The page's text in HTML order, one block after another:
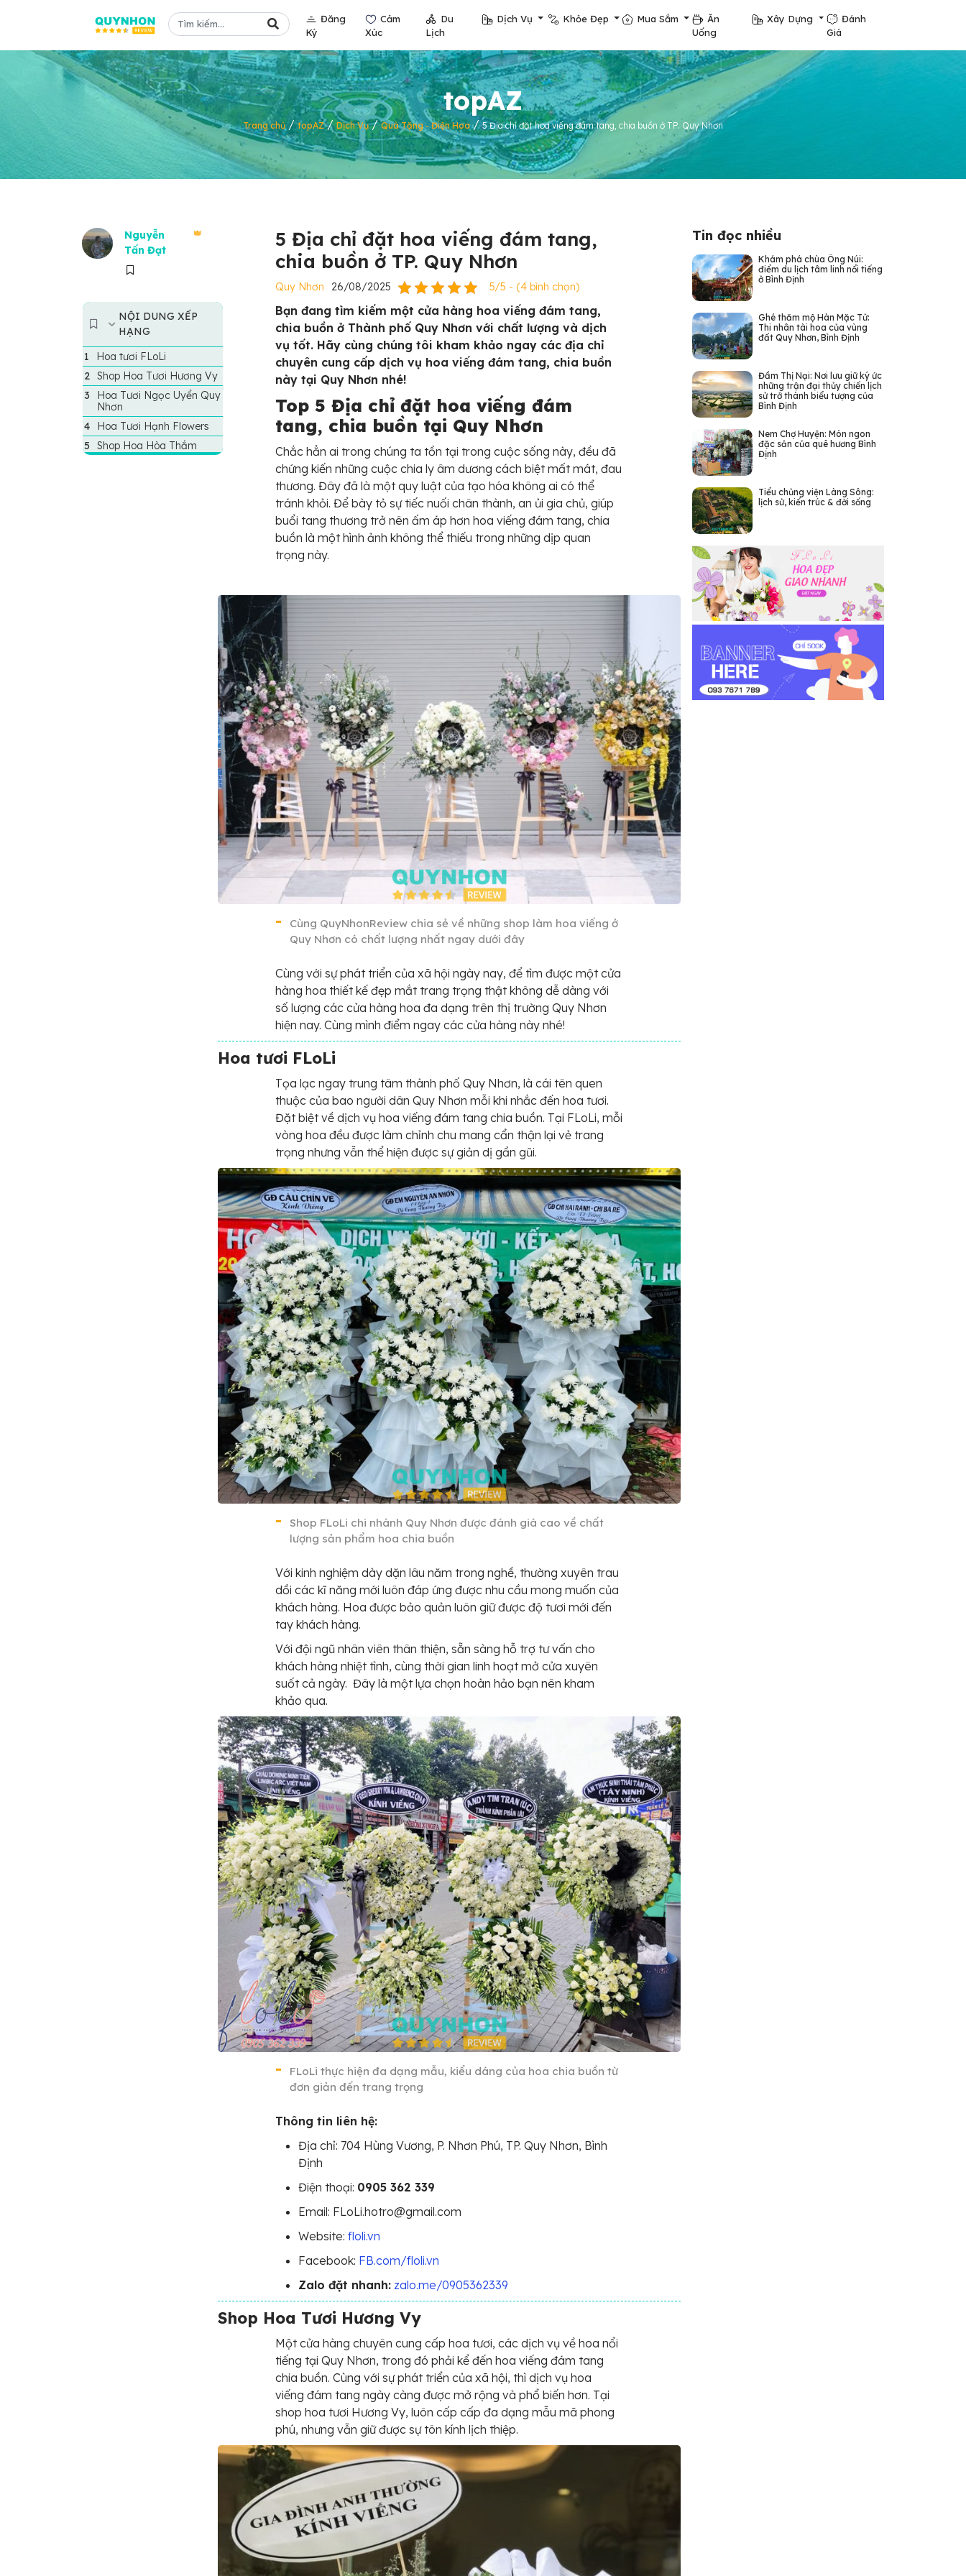
Đăng
Ký
Cảm
Xúc
Du
Lịch
Dịch Vụ Khỏe Đẹp Mua Sắm
Ăn
Uống
Xây Dựng
Đánh
Giá
topAZ
Trang chủ/topAZ/Dịch Vụ/Quà Tặng - Điện Hoa/5 Địa chỉ đặt hoa viếng đám tang, chia buồn ở TP. Quy Nhơn
Nguyễn
Tấn Đạt
5 Địa chỉ đặt hoa viếng đám tang,
chia buồn ở TP. Quy Nhơn
Quy Nhơn 26/08/2025 5/5 - (4 bình chọn)
NỘI DUNG XẾP
HẠNG
Hoa tươi FLoLi
Shop Hoa Tươi Hương Vy
Hoa Tươi Ngọc Uyển Quy
Nhơn
Hoa Tươi Hạnh Flowers
Shop Hoa Hòa Thắm
Bạn đang tìm kiếm một cửa hàng hoa viếng đám tang,
chia buồn ở Thành phố Quy Nhơn với chất lượng và dịch
vụ tốt. Hãy cùng chúng tôi kham khảo ngay các địa chỉ
chuyên cung cấp dịch vụ hoa viếng đám tang, chia buồn
này tại Quy Nhơn nhé!
Top 5 Địa chỉ đặt hoa viếng đám
tang, chia buồn tại Quy Nhơn
Chắc hẳn ai trong chúng ta tồn tại trong cuộc sống này, đều đã
chứng kiến những cuộc chia ly âm dương cách biệt mất mát, đau
thương. Đây đã là một quy luật của tạo hóa không ai có thể
tránh khỏi. Để bày tỏ sự tiếc nuối chân thành, an ủi gia chủ, giúp
buổi tang thương trở nên ấm áp hơn hoa viếng đám tang, chia
buồn là một hình ảnh không thể thiếu trong những dịp quan
trọng này.
Cùng QuyNhonReview chia sẻ về những shop làm hoa viếng ở
Quy Nhơn có chất lượng nhất ngay dưới đây
Cùng với sự phát triển của xã hội ngày nay, để tìm được một cửa
hàng hoa thiết kế đẹp mắt trang trọng thật không dễ dàng với
số lượng các cửa hàng hoa đa dạng trên thị trường Quy Nhơn
hiện nay. Cùng mình điểm ngay các cửa hàng này nhé!
Hoa tươi FLoLi
Tọa lạc ngay trung tâm thành phố Quy Nhơn, là cái tên quen
thuộc của bao người dân Quy Nhơn mỗi khi nhắc đến hoa tươi.
Đặt biệt về dịch vụ hoa viếng đám tang chia buồn. Tại FLoLi, mỗi
vòng hoa đều được làm chỉnh chu mang cẩn thận lại vẻ trang
trọng nhưng vẫn thể hiện được sự giản dị gần gũi.
Shop FLoLi chi nhánh Quy Nhơn được đánh giá cao về chất
lượng sản phẩm hoa chia buồn
Với kinh nghiệm dày dặn lâu năm trong nghề, thường xuyên trau
dồi các kĩ năng mới luôn đáp ứng được nhu cầu mong muốn của
khách hàng. Hoa được bảo quản luôn giữ được độ tươi mới đến
tay khách hàng.
Với đội ngũ nhân viên thân thiện, sẵn sàng hỗ trợ tư vấn cho
khách hàng nhiệt tình, cùng thời gian linh hoạt mở cửa xuyên
suốt cả ngày. Đây là một lựa chọn hoàn hảo bạn nên kham
khảo qua.
FLoLi thực hiện đa dạng mẫu, kiểu dáng của hoa chia buồn từ
đơn giản đến trang trọng
Thông tin liên hệ:
Địa chỉ: 704 Hùng Vương, P. Nhơn Phú, TP. Quy Nhơn, Bình
Định
Điện thoại: 0905 362 339
Email: FLoLi.hotro@gmail.com
Website:floli.vn
Facebook: FB.com/floli.vn
Zalo đặt nhanh: zalo.me/0905362339
Shop Hoa Tươi Hương Vy
Một cửa hàng chuyên cung cấp hoa tươi, các dịch vụ về hoa nổi
tiếng tại Quy Nhơn, trong đó phải kể đến hoa viếng đám tang
chia buồn. Cùng với sự phát triển của xã hội, thì dịch vụ hoa
viếng đám tang ngày càng được mở rộng và phổ biến hơn. Tại
shop hoa tươi Hương Vy, luôn cấp cấp đa dạng mẫu mã phong
phú, nhưng vẫn giữ được sự tôn kính lịch thiệp.
Tin đọc nhiều
Khám phá chùa Ông Núi:
điểm du lịch tâm linh nổi tiếng
ở Bình Định
Ghé thăm mộ Hàn Mặc Tử:
Thi nhân tài hoa của vùng
đất Quy Nhơn, Bình Định
Đầm Thị Nại: Nơi lưu giữ ký ức
những trận đại thủy chiến lịch
sử trở thành biểu tượng của
Bình Định
Nem Chợ Huyện: Món ngon
đặc sản của quê hương Bình
Định
Tiểu chủng viện Làng Sông:
lịch sử, kiến trúc & đời sống